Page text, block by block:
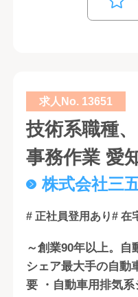
求人No. 13651
技術系職種
事務作業 愛
株式会社三
# 正社員登用あり# 在
～創業90年以上。自
シェア最大手の自動
要 ・自動車用排気